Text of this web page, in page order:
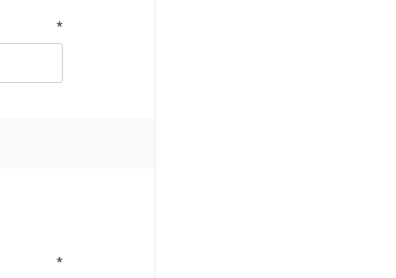
*
*